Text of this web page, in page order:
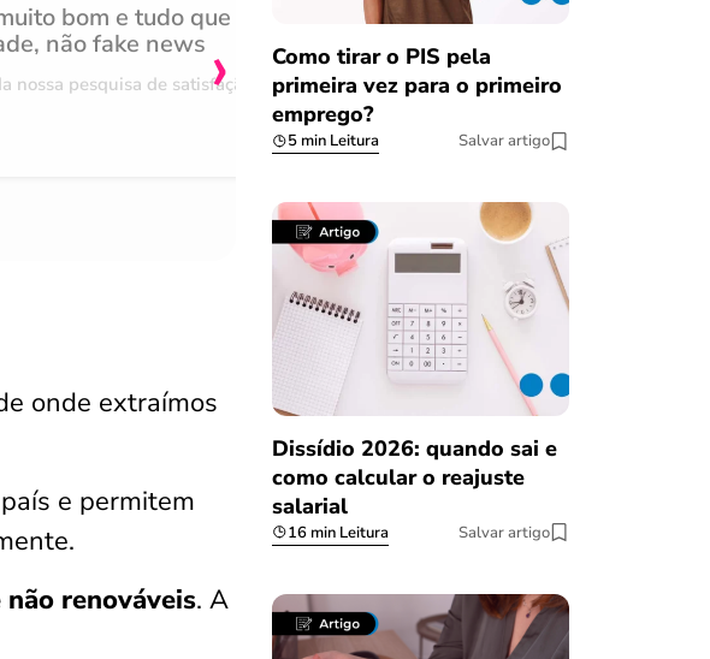
bom e tudo que
não fake news
nossa pesquisa de satisfação
Achei muito rápido,
burocracia
Comentário retirado da nossa
›
onde extraímos
e permitem
renováveis. A
Como tirar o PIS pela
primeira vez para o primeiro
emprego?
5 min Leitura Salvar artigo
Dissídio 2026: quando sai e
como calcular o reajuste
salarial
16 min Leitura Salvar artigo